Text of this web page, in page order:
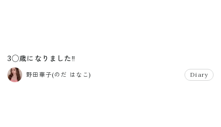
3◯歳になりました‼️
野田華子(のだ はなこ) Diary